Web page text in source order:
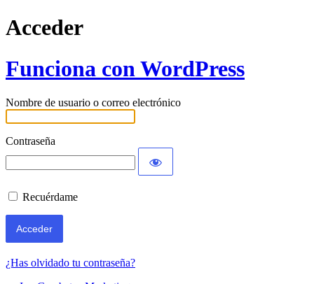
Acceder
Funciona con WordPress
Nombre de usuario o correo electrónico
Contraseña
Recuérdame
¿Has olvidado tu contraseña?